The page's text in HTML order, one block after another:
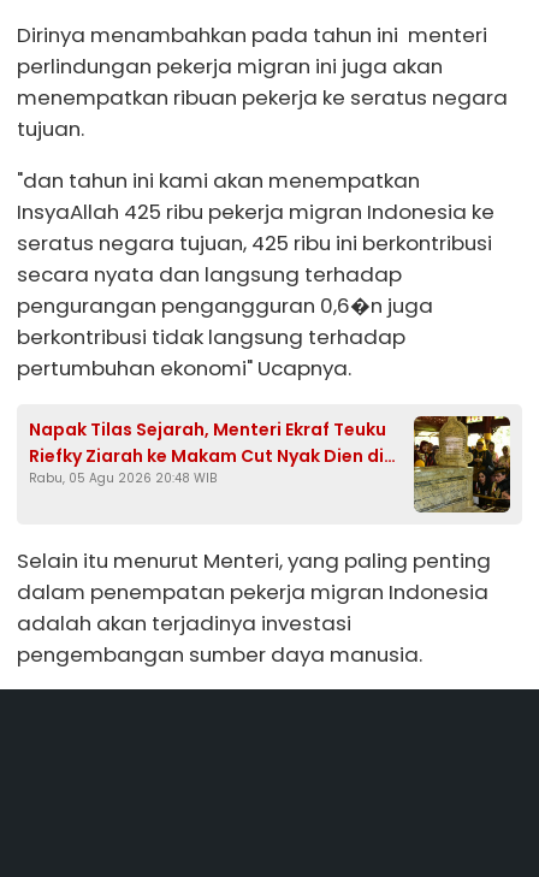
Dirinya menambahkan pada tahun ini menteri
perlindungan pekerja migran ini juga akan
menempatkan ribuan pekerja ke seratus negara
tujuan.
"dan tahun ini kami akan menempatkan
InsyaAllah 425 ribu pekerja migran Indonesia ke
seratus negara tujuan, 425 ribu ini berkontribusi
secara nyata dan langsung terhadap
pengurangan pengangguran 0,6�n juga
berkontribusi tidak langsung terhadap
pertumbuhan ekonomi" Ucapnya.
Napak Tilas Sejarah, Menteri Ekraf Teuku
Riefky Ziarah ke Makam Cut Nyak Dien di
Sumedang
Rabu, 05 Agu 2026 20:48 WIB
Selain itu menurut Menteri, yang paling penting
dalam penempatan pekerja migran Indonesia
adalah akan terjadinya investasi
pengembangan sumber daya manusia.